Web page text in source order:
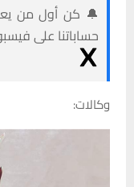
🔔 كن أول من
حساباتنا على
وكالات: